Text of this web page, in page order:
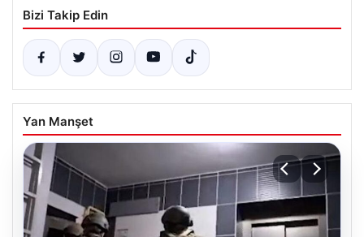
Bizi Takip Edin
Yan Manşet